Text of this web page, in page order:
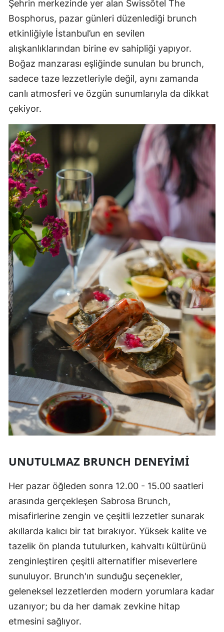
Şehrin merkezinde yer alan Swissôtel The
Bosphorus, pazar günleri düzenlediği brunch
etkinliğiyle İstanbul’un en sevilen
alışkanlıklarından birine ev sahipliği yapıyor.
Boğaz manzarası eşliğinde sunulan bu brunch,
sadece taze lezzetleriyle değil, aynı zamanda
canlı atmosferi ve özgün sunumlarıyla da dikkat
çekiyor.
UNUTULMAZ BRUNCH DENEYIMI
Her pazar öğleden sonra 12.00 - 15.00 saatleri
arasında gerçekleşen Sabrosa Brunch,
misafirlerine zengin ve çeşitli lezzetler sunarak
akıllarda kalıcı bir tat bırakıyor. Yüksek kalite ve
tazelik ön planda tutulurken, kahvaltı kültürünü
zenginleştiren çeşitli alternatifler miseverlere
sunuluyor. Brunch'ın sunduğu seçenekler,
geleneksel lezzetlerden modern yorumlara kadar
uzanıyor; bu da her damak zevkine hitap
etmesini sağlıyor.